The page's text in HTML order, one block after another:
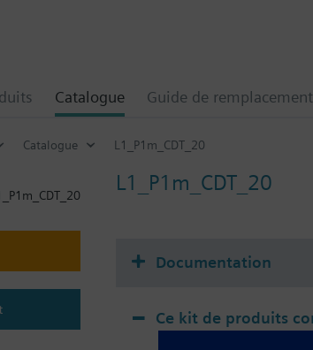
Catalogue Guide de remplacement
Catalogue L1_P1m_CDT_20
L1_P1m_CDT_20
Documentation
Ce kit de produits